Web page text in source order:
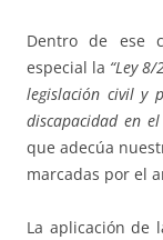
Dentro de ese
especial la “Ley
legislación civil y
discapacidad en
que adecúa
marcadas por el
La aplicación de